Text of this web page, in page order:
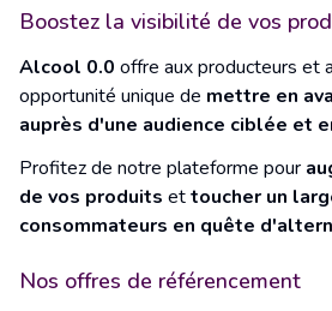
Boostez la visibilité de vos
Alcool 0.0 offre aux producteurs et
opportunité unique de mettre en
auprès d'une audience ciblée et
Profitez de notre plateforme pour
de vos produits ettoucher un
consommateurs en quête
Nos offres de référencement